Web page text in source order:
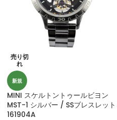
売り切
れ
新規
MINI スケルトントゥールビヨン
MST-1 シルバー / SSブレスレット
161904A